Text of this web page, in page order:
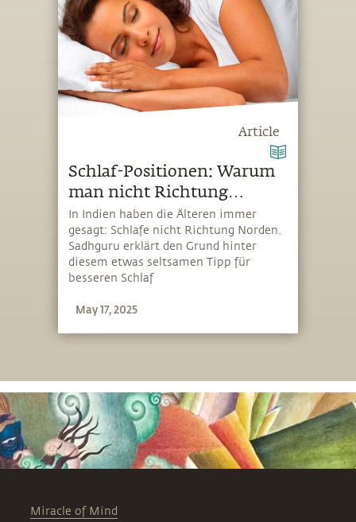
Article
Schlaf-Positionen: Warum
man nicht Richtung
Norden schlafen sollte
In Indien haben die Älteren immer
gesagt: Schlafe nicht Richtung Norden.
Sadhguru erklärt den Grund hinter
diesem etwas seltsamen Tipp für
besseren Schlaf
May 17, 2025
Miracle of Mind